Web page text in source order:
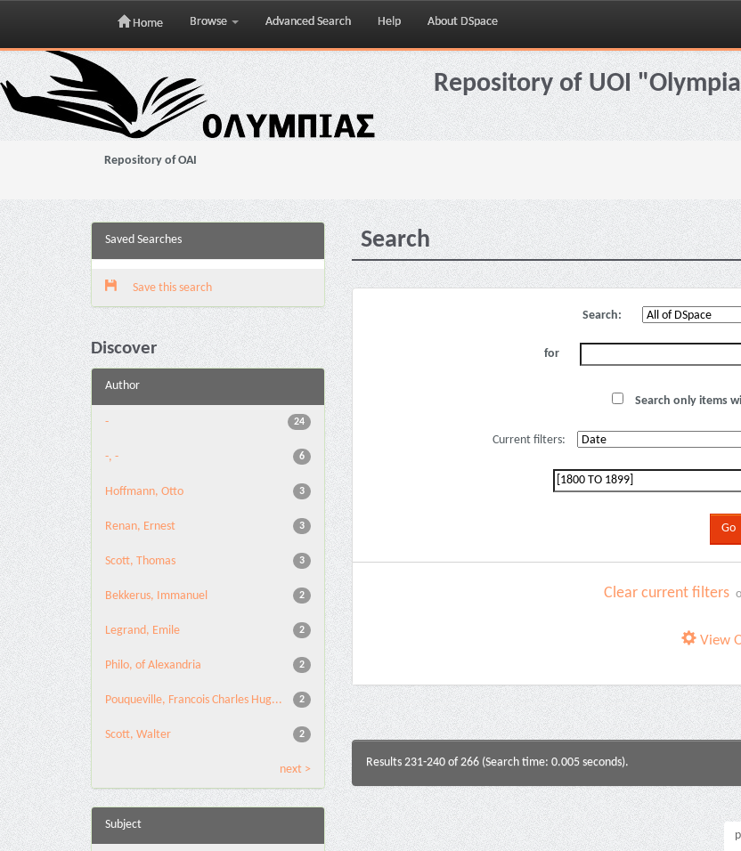
Skip
navigation
Home Browse Advanced Search Help About DSpace
Repository of UOI
Repository of OAI
Saved Searches
Save this search
Discover
Author
24
-
6
-, -
3
Hoffmann, Otto
3
Renan, Ernest
3
Scott, Thomas
2
Bekkerus, Immanuel
2
Legrand, Emile
2
Philo, of Alexandria
2
Pouqueville, Francois Charles Hug...
2
Scott, Walter
next >
Subject
Search
Search:
for
Search only items
Current filters:
Clear current filters
View
Results 231-240 of 266 (Search time: 0.005 seconds).